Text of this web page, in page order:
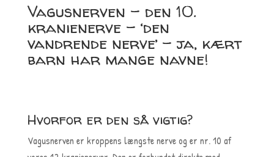
Vagusnerven – den 10.
kranienerve – ‘den
vandrende nerve’ – ja, kært
barn har mange navne!
Hvorfor er den så vigtig?
Vagusnerven er kroppens længste nerve og er nr. 10 af